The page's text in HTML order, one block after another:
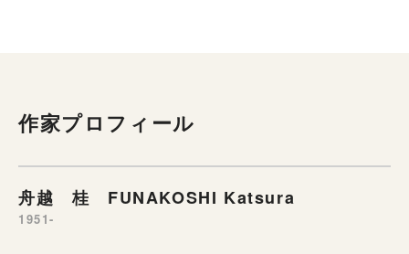
作家プロフィール
舟越 桂 FUNAKOSHI Katsura
1951-